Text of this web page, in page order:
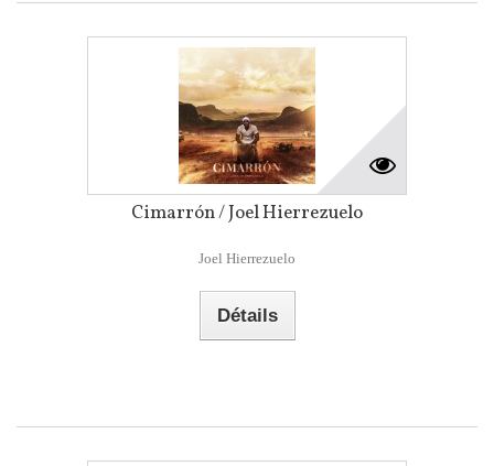
Cimarrón / Joel Hierrezuelo
Joel Hierrezuelo
Détails